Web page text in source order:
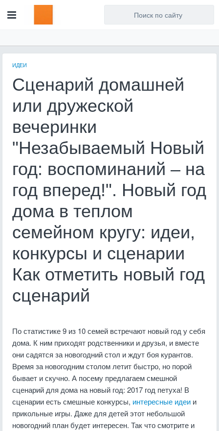
ИДЕИ
Сценарий домашней
или дружеской
вечеринки
"Незабываемый Новый
год: воспоминаний – на
год вперед!". Новый год
дома в теплом
семейном кругу: идеи,
конкурсы и сценарии
Как отметить новый год
сценарий
По статистике 9 из 10 семей встречают новый год у себя
дома. К ним приходят родственники и друзья, и вместе
они садятся за новогодний стол и ждут боя курантов.
Время за новогодним столом летит быстро, но порой
бывает и скучно. А посему предлагаем смешной
сценарий для дома на новый год: 2017 год петуха! В
сценарии есть смешные конкурсы, интересные идеи и
прикольные игры. Даже для детей этот небольшой
новогодний план будет интересен. Так что смотрите и
Для любых предложений по
сайту: artist71@cp9.ru